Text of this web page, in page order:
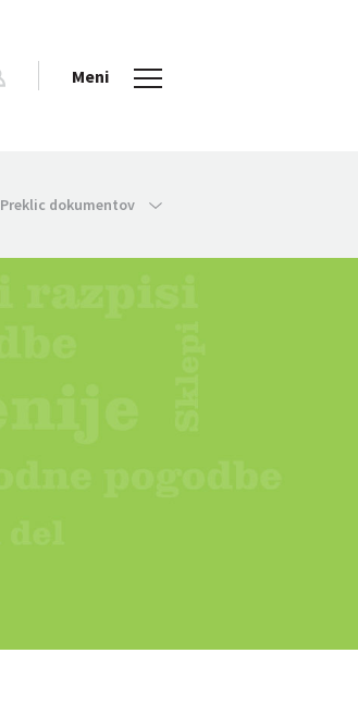
Meni
Preklic dokumentov